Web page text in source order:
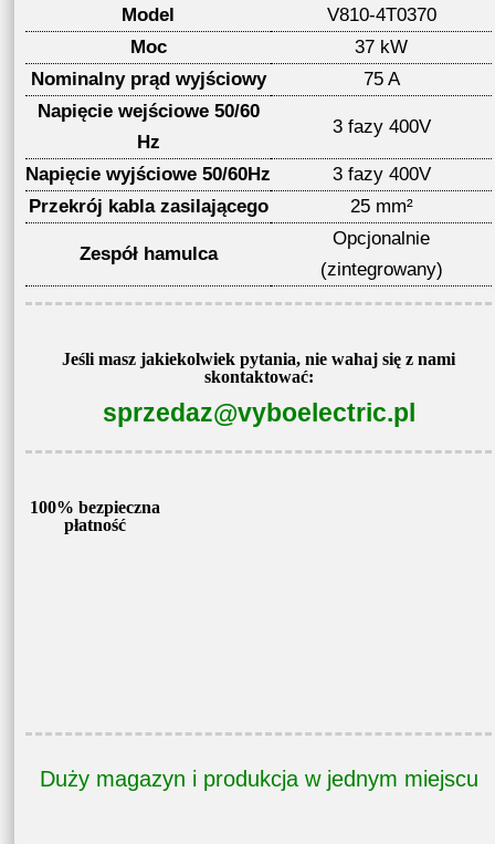
Model
V810-4T0370
Moc
37 kW
Nominalny prąd wyjściowy
75 A
Napięcie wejściowe 50/60
Hz
3 fazy 400V
Napięcie wyjściowe 50/60Hz
3 fazy 400V
Przekrój kabla zasilającego
25 mm²
Zespół hamulca
Opcjonalnie
(zintegrowany)
Jeśli masz jakiekolwiek pytania, nie wahaj się z nami
skontaktować:
sprzedaz@vyboelectric.pl
100% bezpieczna
płatność
Duży magazyn i produkcja w jednym miejscu